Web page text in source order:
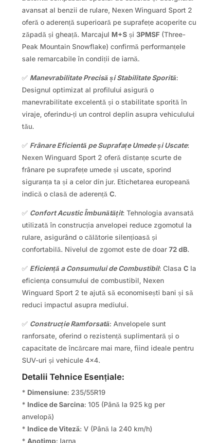
avansat al benzii de rulare, Nexen Winguard Sport 2
oferă o aderență superioară pe suprafețe acoperite cu
zăpadă și gheață. Marcajul M+Sși 3PMSF(Three-
Peak Mountain Snowflake) confirmă performanțele
sale remarcabile în condiții de iarnă.
✅ Manevrabilitate Precisă și Stabilitate Sporită:
Designul optimizat al profilului asigură o
manevrabilitate excelentă și o stabilitate sporită în
viraje, oferindu-ți un control deplin asupra vehiculului
tău.
✅ Frânare Eficientă pe Suprafațe Umede și Uscate:
Nexen Winguard Sport 2 oferă distanțe scurte de
frânare pe suprafețe umede și uscate, sporind
siguranța ta și a celor din jur. Etichetarea europeană
indică o clasă de aderență C.
✅ Confort Acustic Îmbunătățit: Tehnologia avansată
utilizată în construcția anvelopei reduce zgomotul la
rulare, asigurând o călătorie silențioasă și
confortabilă. Nivelul de zgomot este de doar 72 dB.
✅ Eficiență a Consumului de Combustibil: Clasa Cla
eficiența consumului de combustibil, Nexen
Winguard Sport 2 te ajută să economisești bani și să
reduci impactul asupra mediului.
✅ Construcție Ramforsată: Anvelopele sunt
ranforsate, oferind o rezistență suplimentară și o
capacitate de încărcare mai mare, fiind ideale pentru
SUV-uri și vehicule 4×4.
Detalii Tehnice Esențiale:
* Dimensiune: 235/55R19
* Indice de Sarcina: 105 (Până la 925 kg per
anvelopă)
* Indice de Viteză: V (Până la 240 km/h)
* Anotimp: Iarna